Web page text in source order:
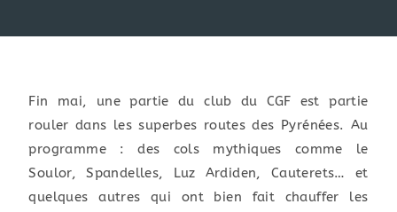
Fin mai, une partie du club du CGF est partie
rouler dans les superbes routes des Pyrénées. Au
programme : des cols mythiques comme le
Soulor, Spandelles, Luz Ardiden, Cauterets… et
quelques autres qui ont bien fait chauffer les